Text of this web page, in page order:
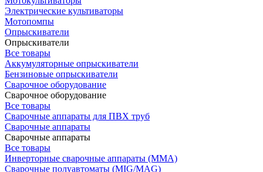
Электрические культиваторы
Мотопомпы
Опрыскиватели
Опрыскиватели
Все товары
Аккумуляторные опрыскиватели
Бензиновые опрыскиватели
Сварочное оборудование
Сварочное оборудование
Все товары
Сварочные аппараты для ПВХ труб
Сварочные аппараты
Сварочные аппараты
Все товары
Инверторные сварочные аппараты (ММА)
Сварочные полуавтоматы (MIG/MAG)